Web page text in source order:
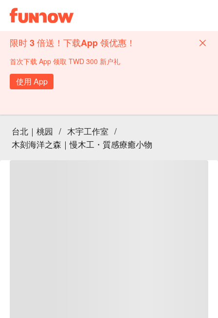
限时 3 倍送！下载App 领优惠！
首次下载 App 领取 TWD 300 新户礼
使用 App
台北｜桃园 / 木宇工作室 /
木刻海洋之森｜慢木工・質感療癒小物